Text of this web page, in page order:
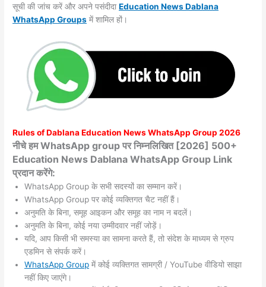
सूची की जांच करें और अपने पसंदीदाEducation News Dablana
WhatsAppGroups में शामिल हों।
Rules ofDablanaEducation News WhatsApp Group 2026
नीचे हम WhatsApp group पर निम्नलिखित [2026] 500+
Education News Dablana WhatsApp Group Link
प्रदान करेंगे:
WhatsApp Group के सभी सदस्यों का सम्मान करें।
WhatsApp Group पर कोई व्यक्तिगत चैट नहीं हैं।
अनुमति के बिना, समूह आइकन और समूह का नाम न बदलें।
अनुमति के बिना, कोई नया उम्मीदवार नहीं जोड़ें।
यदि, आप किसी भी समस्या का सामना करते हैं, तो संदेश के माध्यम से ग्रुप
एडमिन से संपर्क करें।
WhatsApp Group में कोई व्यक्तिगत सामग्री / YouTube वीडियो साझा
नहीं किए जाएंगे।